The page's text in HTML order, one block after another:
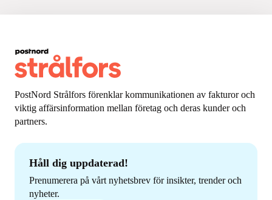
PostNord Strålfors förenklar kommunikationen av fakturor och
viktig affärsinformation mellan företag och deras kunder och
partners.
Håll dig uppdaterad!
Prenumerera på vårt nyhetsbrev för insikter, trender och
nyheter.